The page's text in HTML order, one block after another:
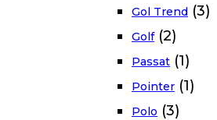
Gol Trend (3)
Golf (2)
Passat (1)
Pointer (1)
Polo (3)